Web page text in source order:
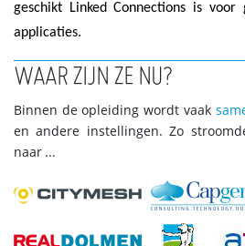
geschikt Linked Connections is
applicaties.
WAAR ZIJN ZE NU?
Binnen de opleiding wordt vaak
en andere instellingen. Zo
naar ...